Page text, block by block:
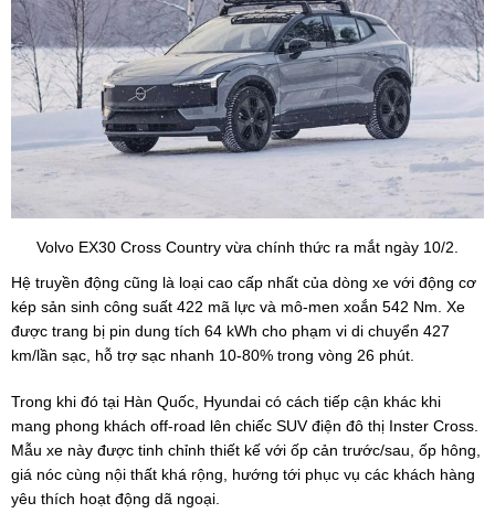
Volvo EX30 Cross Country vừa chính thức ra mắt ngày 10/2.
Hệ truyền động cũng là loại cao cấp nhất của dòng xe với động cơ
kép sản sinh công suất 422 mã lực và mô-men xoắn 542 Nm. Xe
được trang bị pin dung tích 64 kWh cho phạm vi di chuyển 427
km/lần sạc, hỗ trợ sạc nhanh 10-80% trong vòng 26 phút.
Trong khi đó tại Hàn Quốc, Hyundai có cách tiếp cận khác khi
mang phong khách off-road lên chiếc SUV điện đô thị Inster Cross.
Mẫu xe này được tinh chỉnh thiết kế với ốp cản trước/sau, ốp hông,
giá nóc cùng nội thất khá rộng, hướng tới phục vụ các khách hàng
yêu thích hoạt động dã ngoại.